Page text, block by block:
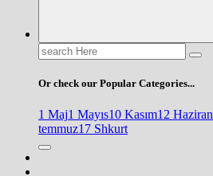
Search
for:
Or check our Popular Categories...
1 Maj1 Mayıs10 Kasım12 Haziran
temmuz17 Shkurt